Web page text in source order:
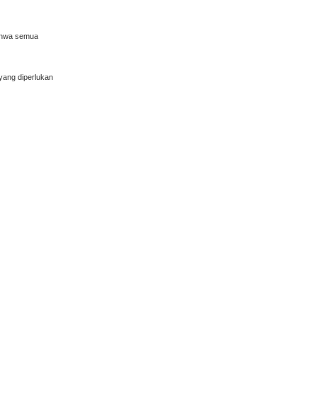
semua
diperlukan